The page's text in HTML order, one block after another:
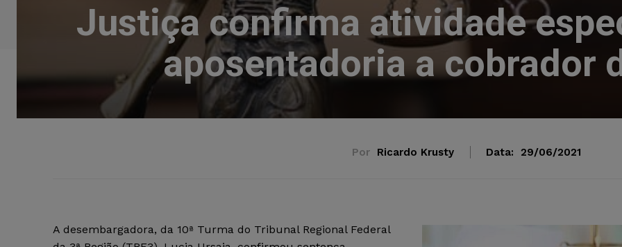
Justiça confirma atividade
aposentadoria a cobrador
Por Ricardo Krusty Data: 29/06/2021
A desembargadora, da 10ª Turma do Tribunal Regional Federal